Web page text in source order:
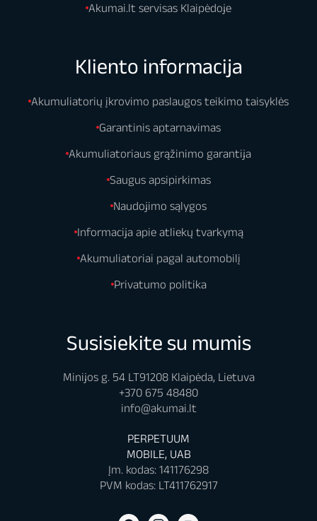
Akumai.lt servisas Klaipėdoje
Kliento informacija
Akumuliatorių įkrovimo paslaugos teikimo taisyklės
Garantinis aptarnavimas
Akumuliatoriaus grąžinimo garantija
Saugus apsipirkimas
Naudojimo sąlygos
Informacija apie atliekų tvarkymą
Akumuliatoriai pagal automobilį
Privatumo politika
Susisiekite su mumis
Minijos g. 54 LT91208 Klaipėda, Lietuva
+370 675 48480
info@akumai.lt
PERPETUUM
MOBILE, UAB
Įm. kodas: 141176298
PVM kodas: LT411762917